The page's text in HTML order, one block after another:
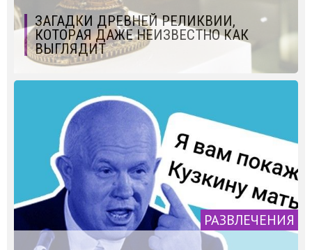
ЗАГАДКИ ДРЕВНЕЙ РЕЛИКВИИ,
КОТОРАЯ ДАЖЕ НЕИЗВЕСТНО КАК
ВЫГЛЯДИТ
РАЗВЛЕЧЕНИЯ